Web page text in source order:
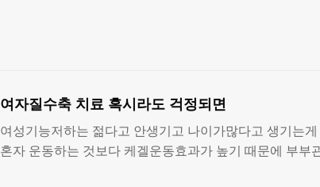
여자질수축 치료 혹시라도 걱정되면
여성기능저하는 젊다고 안생기고 나이가많다고 생기는
혼자 운동하는 것보다 케겔운동효과가 높기 때문에 부부